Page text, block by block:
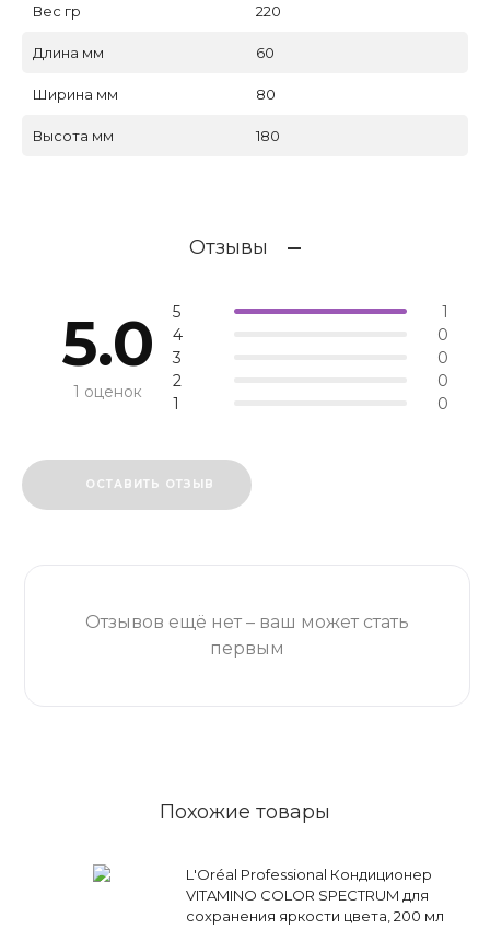
Вес гр 220
Длина мм 60
Ширина мм 80
Высота мм 180
Отзывы
5.0
1 оценок
5
1
4
0
3
0
2
0
1
0
ОСТАВИТЬ ОТЗЫВ
Отзывов ещё нет – ваш может стать
первым
Похожие товары
L'Oréal Professional Кондиционер
VITAMINO COLOR SPECTRUM для
сохранения яркости цвета, 200 мл